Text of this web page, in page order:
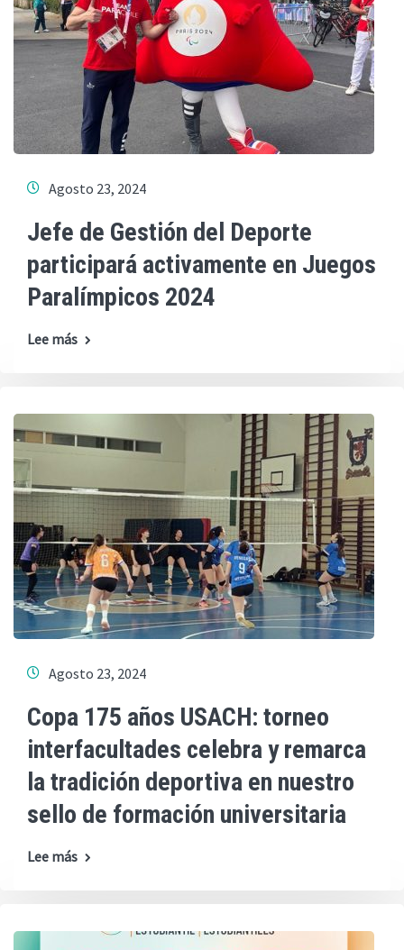
Agosto 23, 2024
Jefe de Gestión del Deporte
participará activamente en Juegos
Paralímpicos 2024
Lee más
Agosto 23, 2024
Copa 175 años USACH: torneo
interfacultades celebra y remarca
la tradición deportiva en nuestro
sello de formación universitaria
Lee más